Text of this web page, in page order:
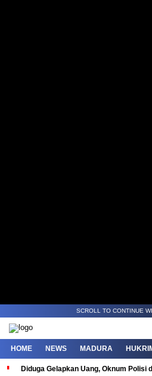
SCROLL TO CONTINUE
HOME NEWS MADURA
Diduga Gelapkan Uang, Oknum